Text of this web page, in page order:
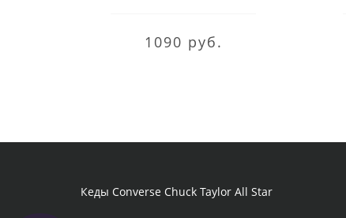
1090 руб.
Кеды Converse Chuck Taylor All Star